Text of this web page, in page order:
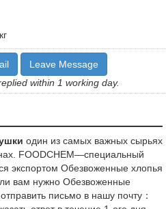
Leave Message
within 1 working day.
один из самых важных сырьях
FOODCHEM—специальный
экспортом Обезвоженные хлопья
вам нужно Обезвоженные
письмо в нашу почту：